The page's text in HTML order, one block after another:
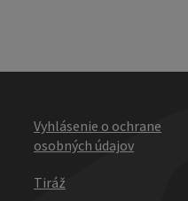
Vyhlásenie o ochrane
osobných údajov
Tiráž